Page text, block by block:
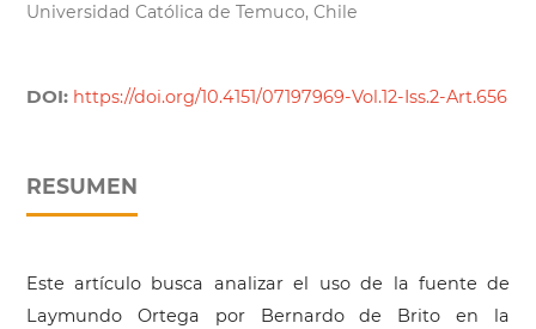
Universidad Católica de Temuco, Chile
DOI: https://doi.org/10.4151/07197969-Vol.12-Iss.2-Art.656
RESUMEN
Este artículo busca analizar el uso de la fuente de
Laymundo Ortega por Bernardo de Brito en la